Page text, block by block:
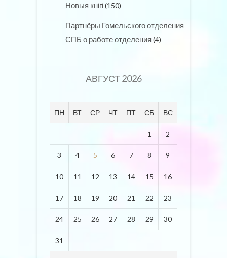
Новыя кнігі(150)
Партнёры Гомельского отделения
СПБ о работе отделения (4)
АВГУСТ 2026
ПН ВТ СР ЧТ ПТ СБ ВС
1 2
3 4 5 6 7 8 9
10 11 12 13 14 15 16
17 18 19 20 21 22 23
24 25 26 27 28 29 30
31